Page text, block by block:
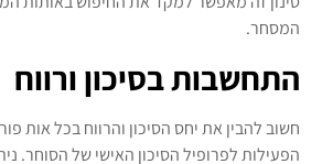
המסחר.
התחשבות בסיכון ורווח
חשוב להבין את יחס הסיכון והרווח בכל אות
הפעילות לפרופיל הסיכון האישי של הסוחר.